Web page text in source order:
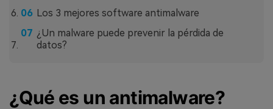
Los 3 mejores software antimalware
¿Un malware puede prevenir la pérdida de
datos?
¿Qué es un antimalware?